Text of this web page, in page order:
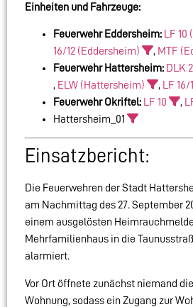
Einheiten und Fahrzeuge:
Feuerwehr Eddersheim: LF
16/12 (Eddersheim)
, MTF
Feuerwehr Hattersheim: DLK
, ELW (Hattersheim) ,
LF
Feuerwehr Okriftel:
LF 10 ,
Hattersheim_01
Einsatzbericht:
Die Feuerwehren der Stadt
am Nachmittag des 27. September
einem ausgelösten
Mehrfamilienhaus in die
alarmiert.
Vor Ort öffnete zunächst niemand
Wohnung, sodass ein Zugang zur